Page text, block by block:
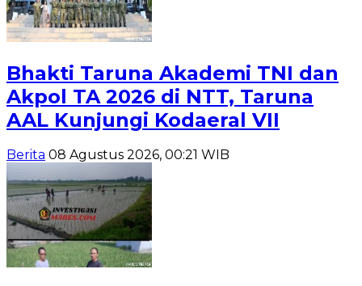
Bhakti Taruna Akademi TNI dan
Akpol TA 2026 di NTT, Taruna
AAL Kunjungi Kodaeral VII
Berita 08 Agustus 2026, 00:21 WIB